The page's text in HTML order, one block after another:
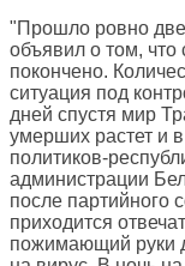
"Прошло ровно две
объявил о том, что
покончено.
ситуация под
дней спустя мир
умерших растет и
политиков-
администрации
после партийного
приходится
пожимающий руки